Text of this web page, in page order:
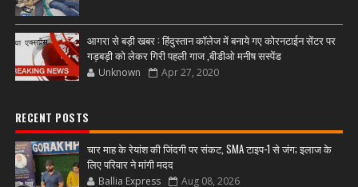
आगरा से बड़ी खबर : हिंदुस्तान कॉलेज में बनाये गए कोरनटाईन सेंटर पर
गड़बड़ी को लेकर गिरी पहली गाज ,बीडीओ मनीष सस्पेंड
Unknown Apr 27, 2020
RECENT POSTS
चार माह के रेयांश की जिंदगी पर संकट, SMA टाइप-1 से जंग; इलाज के
लिए परिवार ने मांगी मदद
Ballia Express Aug 08, 2026